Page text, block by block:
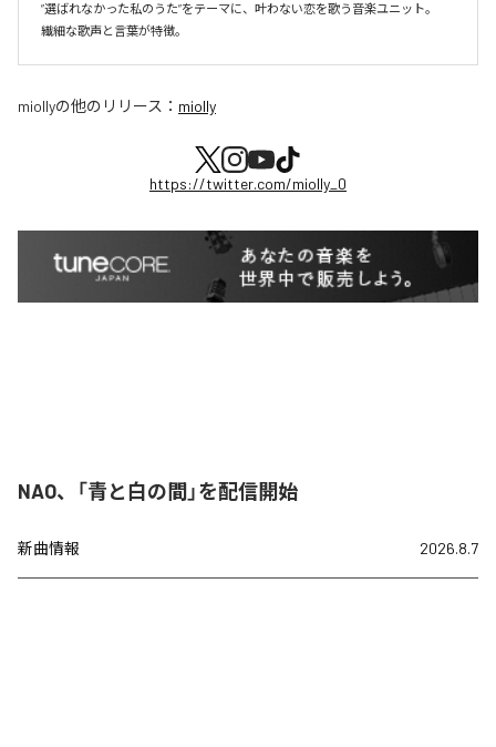
”選ばれなかった私のうた”をテーマに、叶わない恋を歌う音楽ユニット。
miollyの他のリリース： miolly
https://twitter.com/miolly_0
NAO、「青と白の間」を配信開始
新曲情報 2026.8.7